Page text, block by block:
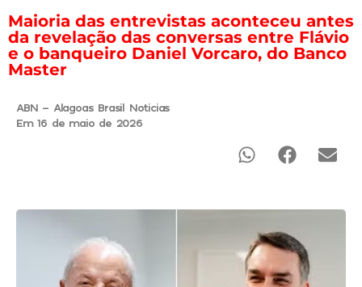
Maioria das entrevistas aconteceu antes
da revelação das conversas entre Flávio
e o banqueiro Daniel Vorcaro, do Banco
Master
ABN - Alagoas Brasil Noticias
Em 16 de maio de 2026